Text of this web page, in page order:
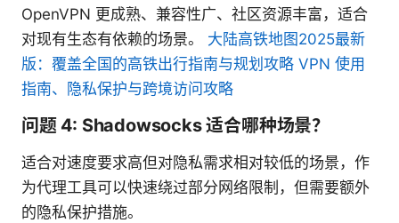
OpenVPN 更成熟、兼容性广、社区资源丰富，适合
对现有生态有依赖的场景。 大陆高铁地图2025最新
版：覆盖全国的高铁出行指南与规划攻略 VPN 使用
指南、隐私保护与跨境访问攻略
问题 4: Shadowsocks 适合哪种场景？
适合对速度要求高但对隐私需求相对较低的场景，作
为代理工具可以快速绕过部分网络限制，但需要额外
的隐私保护措施。